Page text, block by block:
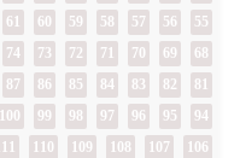
55
56
57
58
59
60
61
68
69
70
71
72
73
74
81
82
83
84
85
86
87
94
95
96
97
98
99
106
107
108
109